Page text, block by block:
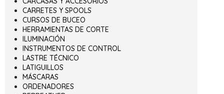
CARRETES Y SPOOLS
CURSOS DE BUCEO
HERRAMIENTAS DE CORTE
ILUMINACIÓN
INSTRUMENTOS DE CONTROL
LASTRE TÉCNICO
LATIGUILLOS
MÁSCARAS
ORDENADORES